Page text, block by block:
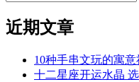
近期文章
10种手串文玩的寓意
十二星座开运水晶